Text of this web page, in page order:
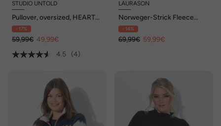
STUDIO UNTOLD
Pullover, oversized, HEARTS-
Muster, Ballon-Langarm
- 17%
59,99€ 49,99€
4.5
(4)
LAURASON
Norweger-Strick Fleece
Pullover, Troyerkragen,
- 14%
69,99€ 59,99€